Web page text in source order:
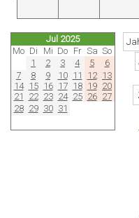
Jul 2025
Mo Di Mi Do Fr Sa So
1
2 3 4 5
6
7
8 9 10 11 12 13
14 15 16 17 18 19 20
21
22 23 24 25 26 27
28 29 30 31